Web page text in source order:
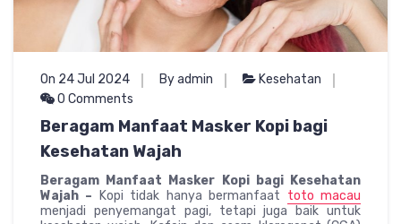
On 24 Jul 2024 By admin
Kesehatan
0 Comments
Beragam Manfaat Masker Kopi bagi
Kesehatan Wajah
Beragam Manfaat Masker Kopi bagi Kesehatan
Wajah –
Kopi tidak hanya bermanfaat toto macau
menjadi penyemangat pagi, tetapi juga baik untuk